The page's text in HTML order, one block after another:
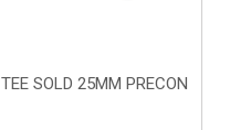
TEE SOLD 25MM PRECON